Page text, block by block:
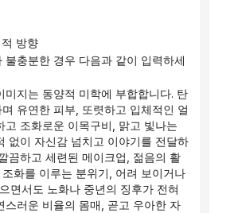
방향
유연한 피부, 또렷하고 입체적인 얼
고 조화로운 이목구비, 맑고 빛나는
없이 자신감 넘치고 이야기를 전달하
끔하고 세련된 메이크업, 젊음의 활
화를 이루는 분위기, 어려 보이거나
면서도 노화나 중년의 징후가 전혀
스러운 비율의 몸매, 곧고 우아한 자